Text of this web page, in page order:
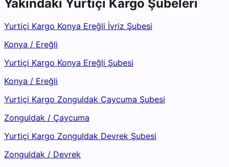
Yakındaki Yurtiçi Kargo Şubeleri
Yurtiçi Kargo Konya Ereğli İvriz Şubesi
Konya / Ereğli
Yurtiçi Kargo Konya Ereğli Şubesi
Konya / Ereğli
Yurtiçi Kargo Zonguldak Çaycuma Şubesi
Zonguldak / Çaycuma
Yurtiçi Kargo Zonguldak Devrek Şubesi
Zonguldak / Devrek